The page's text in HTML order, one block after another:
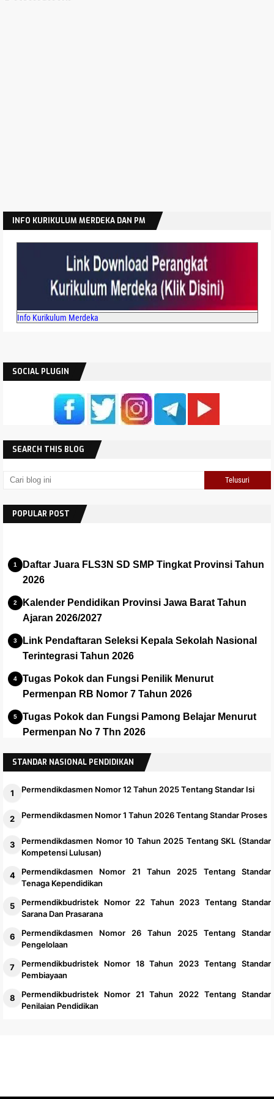
Latihan Soal Asesmen Sumatif Akhir Jenjang SMP
Tahun 2026
Tahun 2026
INFO KURIKULUM MERDEKA DAN PM
Info Kurikulum Merdeka
SOCIAL PLUGIN
SEARCH THIS BLOG
POPULAR POST
Daftar Juara FLS3N SD SMP Tingkat Provinsi Tahun
2026
Kalender Pendidikan Provinsi Jawa Barat Tahun
Ajaran 2026/2027
Link Pendaftaran Seleksi Kepala Sekolah Nasional
Terintegrasi Tahun 2026
Tugas Pokok dan Fungsi Penilik Menurut
Permenpan RB Nomor 7 Tahun 2026
Tugas Pokok dan Fungsi Pamong Belajar Menurut
Permenpan No 7 Thn 2026
Panduan dan Installer Apalikasi e-Rapor SMA Versi
2025.1
STANDAR NASIONAL PENDIDIKAN
Permendikdasmen Nomor 12 Tahun 2025 Tentang Standar Isi
Permendikdasmen Nomor 1 Tahun 2026 Tentang Standar Proses
Permendikdasmen Nomor 10 Tahun 2025 Tentang SKL (Standar
Kompetensi Lulusan)
Permendikdasmen Nomor 21 Tahun 2025 Tentang Standar
Tenaga Kependidikan
Permendikbudristek Nomor 22 Tahun 2023 Tentang Standar
Sarana Dan Prasarana
Permendikdasmen Nomor 26 Tahun 2025 Tentang Standar
Pengelolaan
Permendikbudristek Nomor 18 Tahun 2023 Tentang Standar
Pembiayaan
Permendikbudristek Nomor 21 Tahun 2022 Tentang Standar
Penilaian Pendidikan